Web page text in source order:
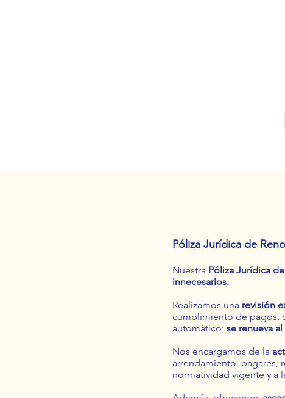
Póliza Jurídica de
Nuestra Póliza Jurídica
innecesarios.
Realizamos una revisión
cumplimiento de pagos,
automático: se renueva
Nos encargamos de la
arrendamiento, pagarés,
normatividad vigente y a